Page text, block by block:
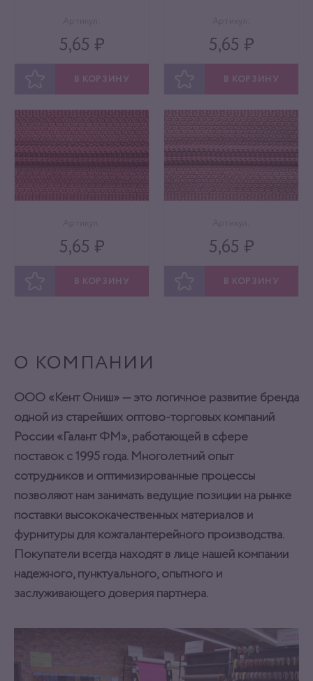
5,65 ₽
В КОРЗИНУ
5,65 ₽
В КОРЗИНУ
5,65 ₽
В КОРЗИНУ
5,65 ₽
В КОРЗИНУ
О КОМПАНИИ
ООО «Кент Ониш» — это логичное развитие бренда
одной из старейших оптово-торговых компаний
России «Галант ФМ», работающей в сфере
поставок с 1995 года. Многолетний опыт
сотрудников и оптимизированные процессы
позволяют нам занимать ведущие позиции на рынке
поставки высококачественных материалов и
фурнитуры для кожгалантерейного производства.
Покупатели всегда находят в лице нашей компании
надежного, пунктуального, опытного и
заслуживающего доверия партнера.